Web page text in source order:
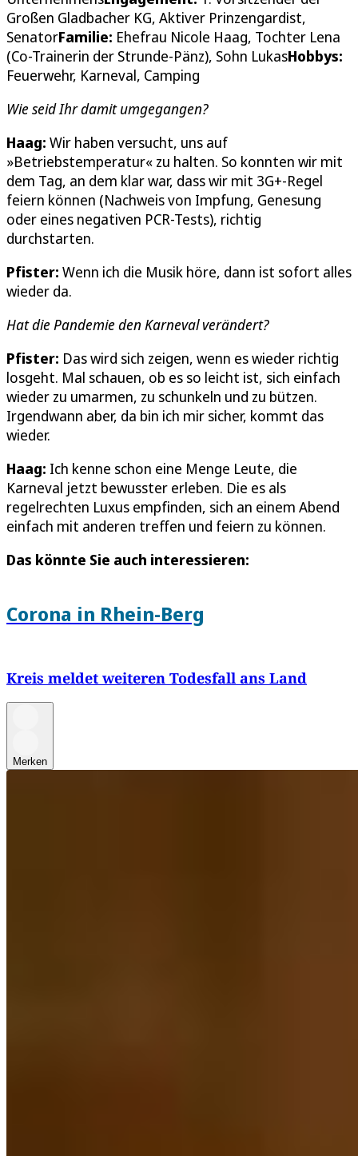
Großen Gladbacher KG, Aktiver Prinzengardist,
SenatorFamilie: Ehefrau Nicole Haag, Tochter Lena
(Co-Trainerin der Strunde-Pänz), Sohn LukasHobbys:
Feuerwehr, Karneval, Camping
Wie seid Ihr damit umgegangen?
Haag: Wir haben versucht, uns auf
»Betriebstemperatur« zu halten. So konnten wir mit
dem Tag, an dem klar war, dass wir mit 3G+-Regel
feiern können (Nachweis von Impfung, Genesung
oder eines negativen PCR-Tests), richtig
durchstarten.
Pfister: Wenn ich die Musik höre, dann ist sofort alles
wieder da.
Hat die Pandemie den Karneval verändert?
Pfister: Das wird sich zeigen, wenn es wieder richtig
losgeht. Mal schauen, ob es so leicht ist, sich einfach
wieder zu umarmen, zu schunkeln und zu bützen.
Irgendwann aber, da bin ich mir sicher, kommt das
wieder.
Haag: Ich kenne schon eine Menge Leute, die
Karneval jetzt bewusster erleben. Die es als
regelrechten Luxus empfinden, sich an einem Abend
einfach mit anderen treffen und feiern zu können.
Das könnte Sie auch interessieren:
Corona in Rhein-Berg
Kreis meldet weiteren Todesfall ans Land
Merken